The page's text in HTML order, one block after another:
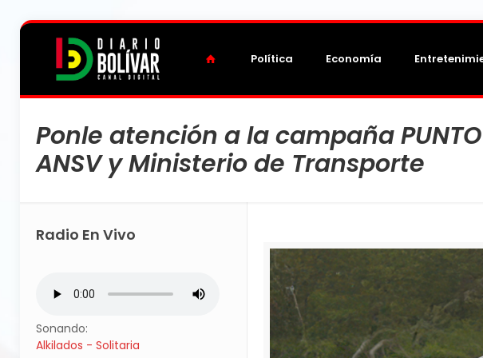
Política Economía
Ponle atención a la campaña
ANSV y Ministerio de Transporte
Radio En Vivo
Sonando:
Alkilados - Solitaria